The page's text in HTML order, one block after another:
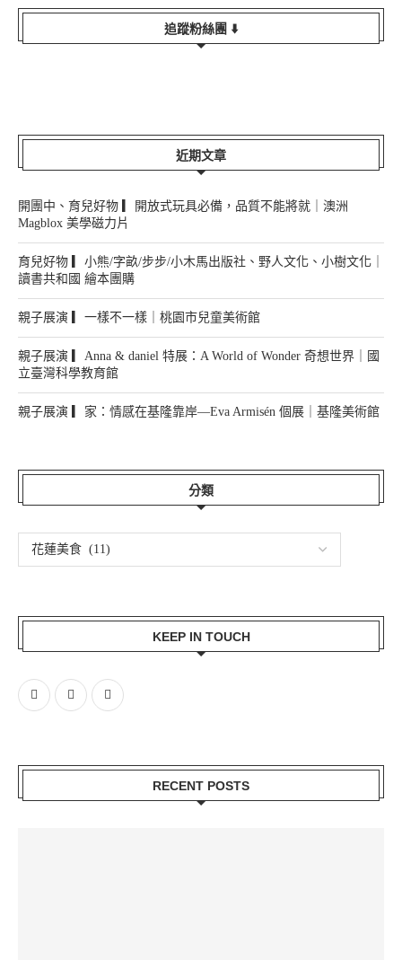
追蹤粉絲團 ⬇️
近期文章
開團中、育兒好物 ▎開放式玩具必備，品質不能將就｜澳洲
Magblox 美學磁力片
育兒好物 ▎小熊/字畝/步步/小木馬出版社、野人文化、小樹文化｜
讀書共和國 繪本團購
親子展演 ▎一樣不一樣｜桃園市兒童美術館
親子展演 ▎Anna & daniel 特展：A World of Wonder 奇想世界｜國
立臺灣科學教育館
親子展演 ▎家：情感在基隆靠岸—Eva Armisén 個展｜基隆美術館
分類
KEEP IN TOUCH
RECENT POSTS